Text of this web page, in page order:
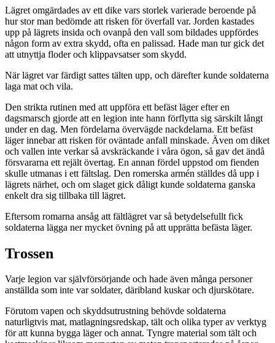
Lägret omgärdades av ett dike vars storlek varierade beroende på
hur stor man bedömde att risken för överfall var. Jorden kastades
upp på lägrets insida och ovanpå den vall som bildades uppfördes
någon form av extra skydd, ofta en palissad. Hade man tur gick det
att utnyttja floder och klippavsatser som skydd.
När lägret var färdigt sattes tälten upp, och därefter kunde soldaterna
laga mat och vila.
Den strikta rutinen med att uppföra ett befäst läger efter en
dagsmarsch gjorde att en legion inte hann förflytta sig särskilt långt
under en dag. Men fördelarna övervägde nackdelarna. Ett befäst
läger innebar att risken för oväntade anfall minskade. Även om diket
och vallen inte verkar så avskräckande i våra ögon, så gav det ändå
försvararna ett rejält övertag. En annan fördel uppstod om fienden
skulle utmanas i ett fältslag. Den romerska armén ställdes då upp i
lägrets närhet, och om slaget gick dåligt kunde soldaterna ganska
enkelt dra sig tillbaka till lägret.
Eftersom romarna ansåg att fältlägret var så betydelsefullt fick
soldaterna lägga ner mycket övning på att upprätta befästa läger.
Trossen
Varje legion var självförsörjande och hade även många personer
anställda som inte var soldater, däribland kuskar och djurskötare.
Förutom vapen och skyddsutrustning behövde soldaterna
naturligtvis mat, matlagningsredskap, tält och olika typer av verktyg
för att kunna bygga läger och annat. Tyngre material som tält och